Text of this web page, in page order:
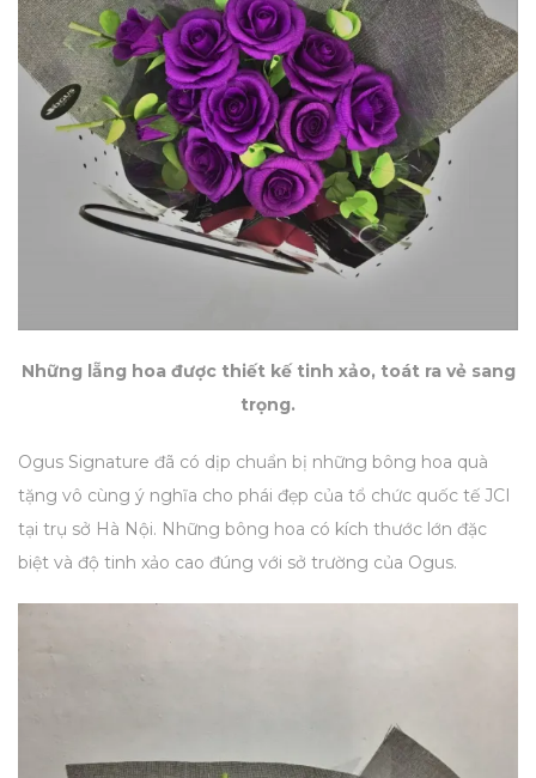
Những lẵng hoa được thiết kế tinh xảo, toát ra vẻ sang
trọng.
Ogus Signature đã có dịp chuẩn bị những bông hoa quà
tặng vô cùng ý nghĩa cho phái đẹp của tổ chức quốc tế JCI
tại trụ sở Hà Nội. Những bông hoa có kích thước lớn đặc
biệt và độ tinh xảo cao đúng với sở trường của Ogus.